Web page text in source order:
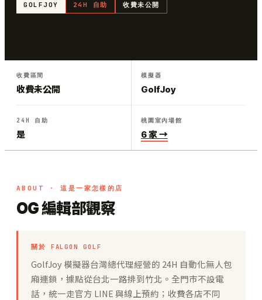
GOLFJOY 24H 自助 收費未公開
收費區間
收費未公開
模擬器
GolfJoy
24H 自助
是
桃園室內場館
6 家 →
ABOUT · 這是一家怎樣的店
OG 編輯部觀察
關於 FALGON GOLF
GolfJoy 模擬器台灣總代理經營的 24H 自動化無人包
廂連鎖，據點從台北一路排到竹北。全門市不設電
話，統一走官方 LINE 與線上預約；收費各店不同